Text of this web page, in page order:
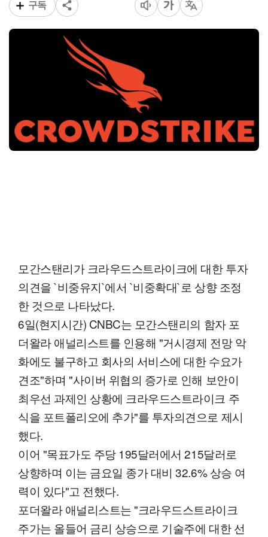
구독
모간스탠리가 크라우드스트라이크에 대한 투자
의견을 `비중유지`에서 `비중확대`로 상향 조정
한 것으로 나타났다.
6일(현지시간) CNBC는 모간스탠리의 함자 포
더왈라 애널리스트를 인용해 "거시경제 전망 악
화에도 불구하고 회사의 서비스에 대한 수요가
견조"하며 "사이버 위협의 증가로 인해 보안이
최우선 과제인 상황에 크라우드스트라이크 주
식을 포트폴리오에 추가"를 투자의견으로 제시
했다.
이어 "목표가도 주당 195달러에서 215달러로
상향하며 이는 금요일 종가 대비 32.6% 상승 여
력이 있다"고 전했다.
포더왈라 애널리스트는 "크라우드스트라이크
주가는 올들어 금리 상승으로 기술주에 대한 선